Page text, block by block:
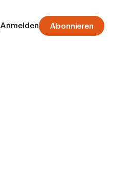
Anmelden Abonnieren